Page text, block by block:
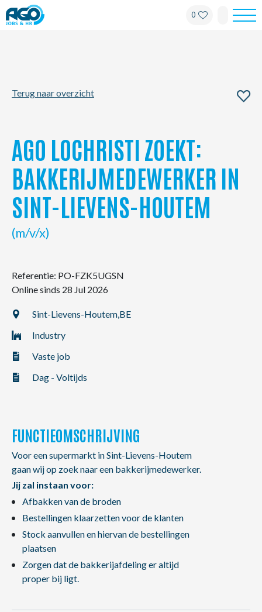
0
Kantoren
My AGO
Contact
Terug naar overzicht
AGO LOCHRISTI ZOEKT:
BAKKERIJMEDEWERKER IN
SINT-LIEVENS-HOUTEM
(m/v/x)
Referentie: PO-FZK5UGSN
Online sinds 28 Jul 2026
Sint-Lievens-Houtem,BE
Industry
Vaste job
Dag - Voltijds
FUNCTIEOMSCHRIJVING
Voor een supermarkt in Sint-Lievens-Houtem
gaan wij op zoek naar een bakkerijmedewerker.
Jij zal instaan voor:
Afbakken van de broden
Bestellingen klaarzetten voor de klanten
Stock aanvullen en hiervan de bestellingen
plaatsen
Zorgen dat de bakkerijafdeling er altijd
proper bij ligt.